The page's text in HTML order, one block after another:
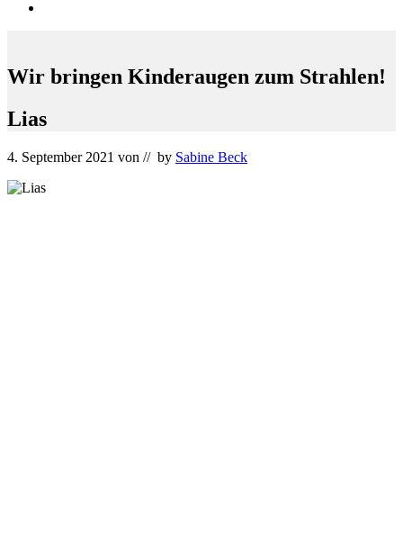
Wir bringen Kinderaugen zum Strahlen!
Lias
4. September 2021 von // by Sabine Beck